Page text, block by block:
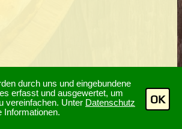
durch uns und eingebundene
erfasst und ausgewertet, um
vereinfachen. Unter Datenschutz
Informationen.
OK